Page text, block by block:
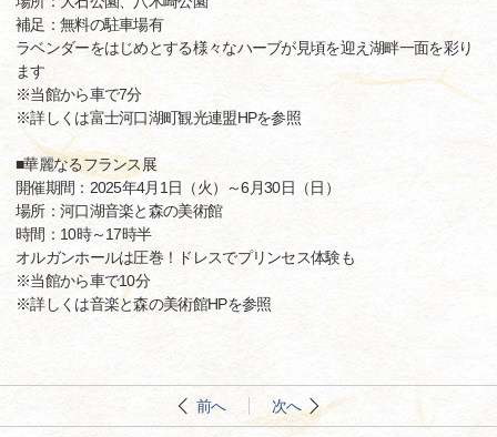
補足：無料の駐車場有
ラベンダーをはじめとする様々なハーブが見頃を迎え湖畔一面を彩り
ます
※当館から車で7分
※詳しくは富士河口湖町観光連盟HPを参照
■華麗なるフランス展
開催期間：2025年4月1日（火）～6月30日（日）
場所：河口湖音楽と森の美術館
時間：10時～17時半
オルガンホールは圧巻！ドレスでプリンセス体験も
※当館から車で10分
※詳しくは音楽と森の美術館HPを参照
前へ 次へ